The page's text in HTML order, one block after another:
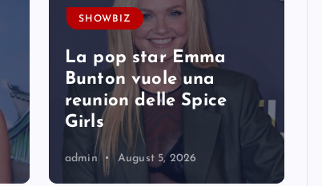
SHOWBIZ
La pop star Emma
Bunton vuole una
reunion delle Spice
Girls
admin August 5, 2026